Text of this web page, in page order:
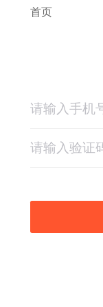
首页